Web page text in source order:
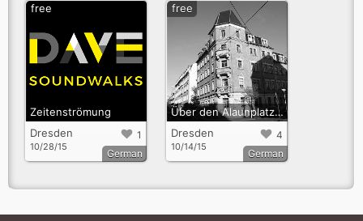
Zeitenströmung
1
Dresden
10/28/15
free
German
Über den Alaunplatz und weiße Flecken auf der Landkarte nach Norden
4
Dresden
10/14/15
free
German